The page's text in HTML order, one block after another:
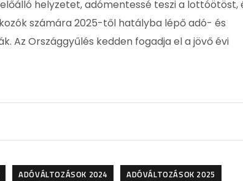
helyzetet, adómentessé teszi a lottóötöst,
számára 2025-től hatályba lépő adó- és
Az Országgyűlés kedden fogadja el a jövő évi
ADÓVÁLTOZÁSOK 2024
ADÓVÁLTOZÁSOK 2025